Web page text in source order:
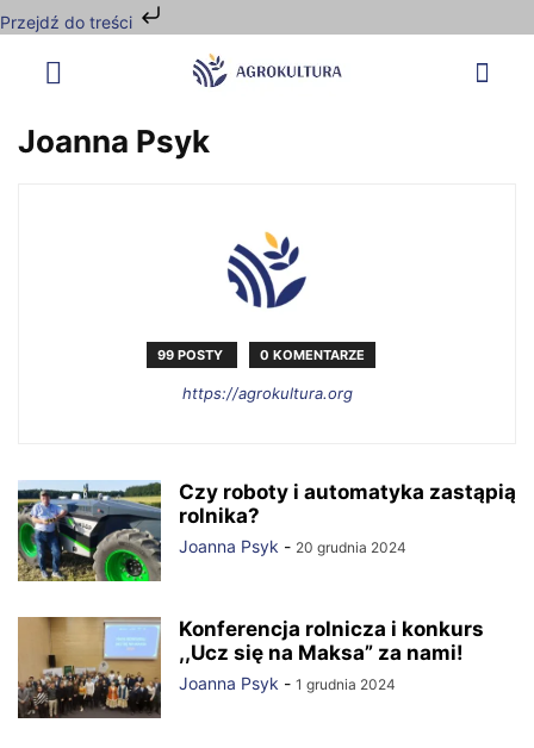
Przejdź do treści
Joanna Psyk
99 POSTY 0 KOMENTARZE
https://agrokultura.org
Czy roboty i automatyka zastąpią
rolnika?
Joanna Psyk - 20 grudnia 2024
Konferencja rolnicza i konkurs
,,Ucz się na Maksa” za nami!
Joanna Psyk - 1 grudnia 2024